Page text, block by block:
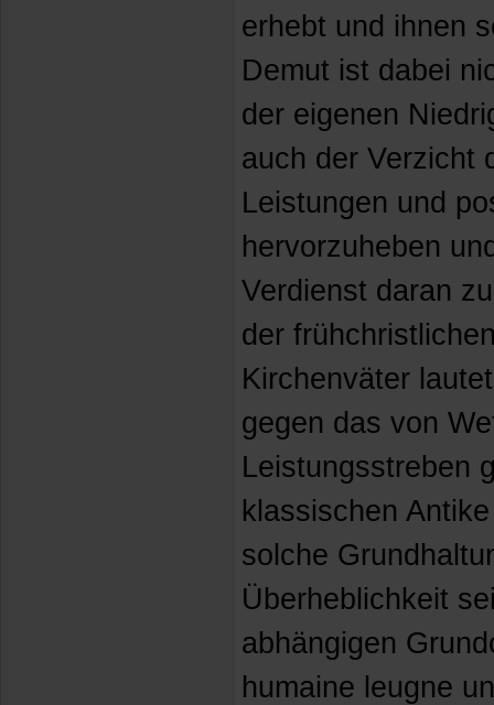
erhebt und ihnen
Demut ist dabei
der eigenen
auch der Verzicht
Leistungen und
hervorzuheben
Verdienst daran
der
Kirchenväter
gegen das von
Leistungsstreben
klassischen
solche
Überheblichkeit
abhängigen
humaine leugne